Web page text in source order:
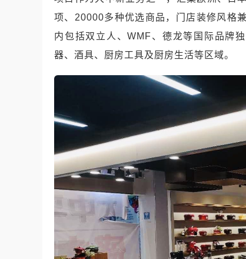
项、20000多种优选商品，门店装修风格
内包括双立人、WMF、德龙等国际品牌
器、酒具、厨房工具及厨房生活等区域。